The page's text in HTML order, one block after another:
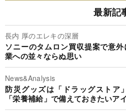
最新記
長内 厚のエレキの深層
ソニーのタムロン買収提案で意
業への並々ならぬ思い
News&Analysis
防災グッズは「ドラッグストア
「栄養補給」で備えておきたいア